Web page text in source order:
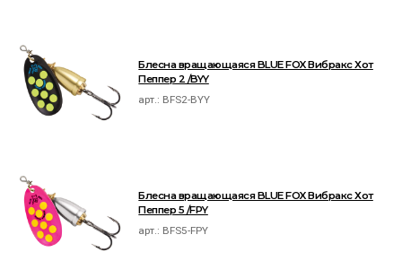
Блесна вращающаяся BLUE FOX Вибракс Хот
Пеппер 2 /BYY
арт.: BFS2-BYY
Блесна вращающаяся BLUE FOX Вибракс Хот
Пеппер 5 /FPY
арт.: BFS5-FPY